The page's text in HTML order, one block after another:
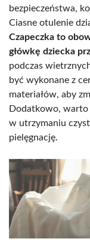
bezpieczeństwa,
Ciasne otulenie
Czapeczka to
główkę dziecka
podczas
być wykonane z
materiałów, aby
Dodatkowo,
w utrzymaniu
pielęgnację.